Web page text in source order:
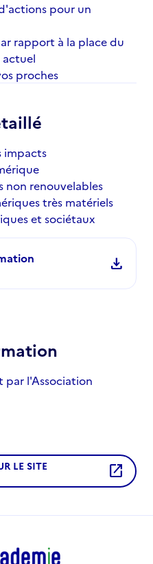
pour un
rapport à la place du
actuel
proches
impacts
non renouvelables
très matériels
et sociétaux
download
par l'Association
LE SITE
open_in_new